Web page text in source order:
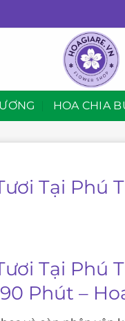
HOA CHIA
Tại Phú
Tại Phú
Phút –